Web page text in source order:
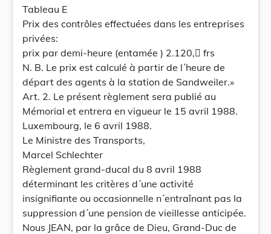
Tableau E
Prix des contrôles effectuées dans les entreprises
privées:
prix par demi-heure (entamée ) 2.120, frs
N. B. Le prix est calculé à partir de l´heure de
départ des agents à la station de Sandweiler.»
Art. 2. Le présent règlement sera publié au
Mémorial et entrera en vigueur le 15 avril 1988.
Luxembourg, le 6 avril 1988.
Le Ministre des Transports,
Marcel Schlechter
Règlement grand-ducal du 8 avril 1988
déterminant les critères d´une activité
insignifiante ou occasionnelle n´entraînant pas la
suppression d´une pension de vieillesse anticipée.
Nous JEAN, par la grâce de Dieu, Grand-Duc de